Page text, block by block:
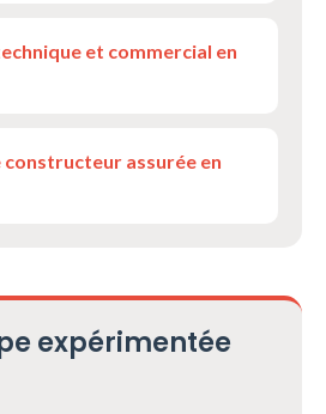
et commercial en
assurée en
expérimentée